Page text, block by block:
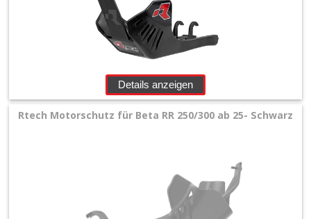
Details anzeigen
Rtech Motorschutz für Beta RR 250/300 ab 25- Schwarz